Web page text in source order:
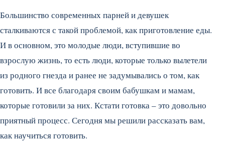
Большинство современных парней и девушек
сталкиваются с такой проблемой, как приготовление еды.
И в основном, это молодые люди, вступившие во
взрослую жизнь, то есть люди, которые только вылетели
из родного гнезда и ранее не задумывались о том, как
готовить. И все благодаря своим бабушкам и мамам,
которые готовили за них. Кстати готовка – это довольно
приятный процесс. Сегодня мы решили рассказать вам,
как научиться готовить.